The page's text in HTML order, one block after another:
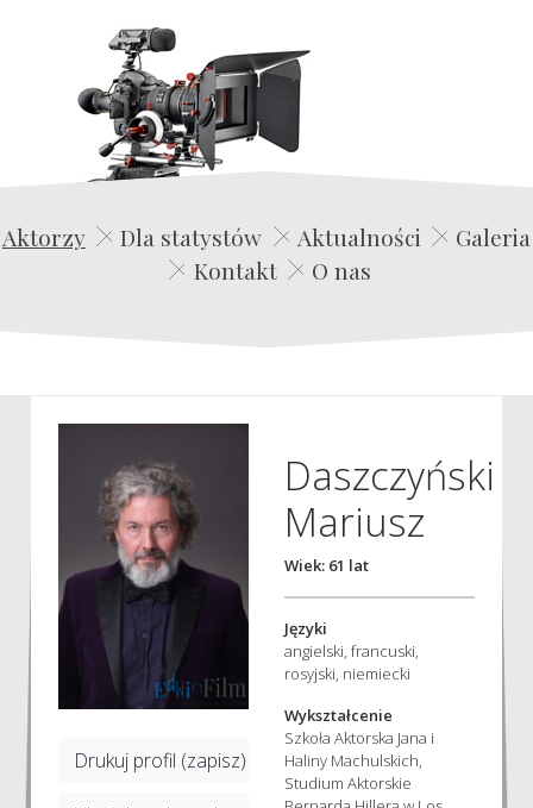
Edwin Film Agencja Aktorska
Aktorzy Dla statystów Aktualności
Galeria
Kontakt
O nas
Drukuj profil (zapisz)
Daszczyński
Mariusz
Wiek: 61 lat
Języki
angielski, francuski,
rosyjski, niemiecki
Wykształcenie
Szkoła Aktorska Jana i
Haliny Machulskich,
Studium Aktorskie